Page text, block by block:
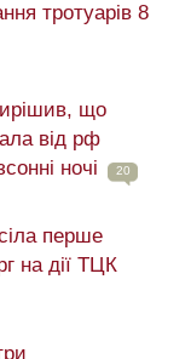
тротуарів 8
що
від рф
ночі
20
перше
на дії ТЦК